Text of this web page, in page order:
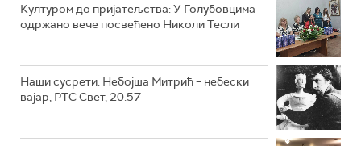
Културом до пријатељства: У Голубовцима
одржано вече посвећено Николи Тесли
Наши сусрети: Небојша Митрић – небески
вајар, РТС Свет, 20.57